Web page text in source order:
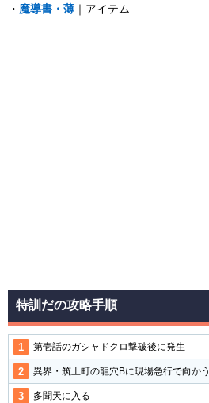
・ 魔導書・薄 ｜アイテム
特訓だの攻略手順
第壱話のガシャドクロ撃破後に発生
異界・筑土町の龍穴Bに現場急行で向かう
多聞天に入る